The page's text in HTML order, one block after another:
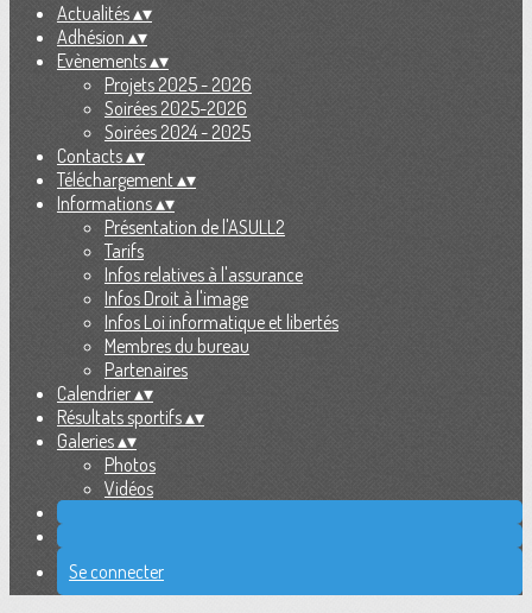
Actualités▴▾
Adhésion ▴▾
Evènements▴▾
Projets 2025 - 2026
Soirées 2025-2026
Soirées 2024 - 2025
Contacts▴▾
Téléchargement▴▾
Informations▴▾
Présentation de l'ASULL2
Tarifs
Infos relatives à l'assurance
Infos Droit à l'image
Infos Loi informatique et libertés
Membres du bureau
Partenaires
Calendrier▴▾
Résultats sportifs▴▾
Galeries▴▾
Photos
Vidéos
Se connecter